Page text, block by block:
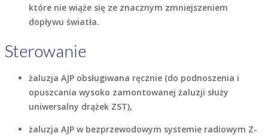
które nie wiąże się ze znacznym zmniejszeniem
dopływu światła.
Sterowanie
żaluzja AJP obsługiwana ręcznie (do podnoszenia i
opuszcania wysoko zamontowanej żaluzji służy
uniwersalny drążek ZST),
żaluzja AJP w bezprzewodowym systemie radiowym Z-